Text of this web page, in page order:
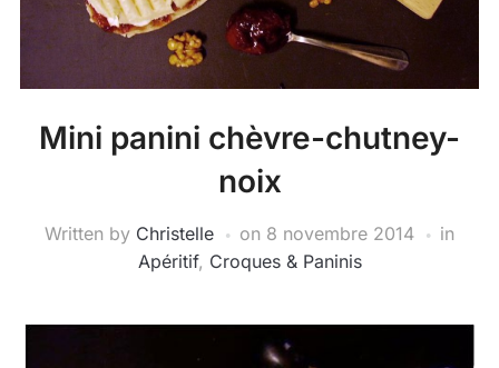
Mini panini chèvre-chutney-
noix
Written by Christelle on 8 novembre 2014
in
Apéritif, Croques & Paninis